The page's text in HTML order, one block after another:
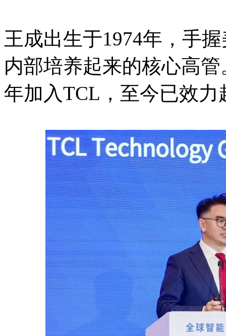
王成出生于1974年，手
内部培养起来的核心高
年加入TCL，至今已效力